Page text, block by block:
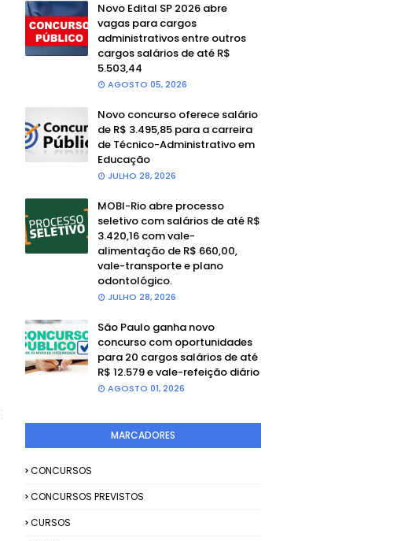
Novo Edital SP 2026 abre
vagas para cargos
administrativos entre outros
cargos salários de até R$
5.503,44
AGOSTO 05, 2026
Novo concurso oferece salário
de R$ 3.495,85 para a carreira
de Técnico-Administrativo em
Educação
JULHO 28, 2026
MOBI-Rio abre processo
seletivo com salários de até R$
3.420,16 com vale-
alimentação de R$ 660,00,
vale-transporte e plano
odontológico.
JULHO 28, 2026
São Paulo ganha novo
concurso com oportunidades
para 20 cargos salários de até
R$ 12.579 e vale-refeição diário
AGOSTO 01, 2026
MARCADORES
CONCURSOS
CONCURSOS PREVISTOS
CURSOS